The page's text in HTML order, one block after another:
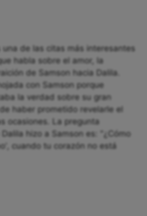
una de las citas más interesantes
habla sobre el amor, la
de Samson hacia Dalila.
con Samson porque
la verdad sobre su gran
haber prometido revelarle el
ocasiones. La pregunta
hizo a Samson es: "¿Cómo
cuando tu corazón no está